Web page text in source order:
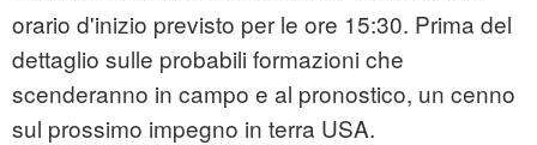
orario d'inizio previsto per le ore 15:30. Prima del
dettaglio sulle probabili formazioni che
scenderanno in campo e al pronostico, un cenno
sul prossimo impegno in terra USA.